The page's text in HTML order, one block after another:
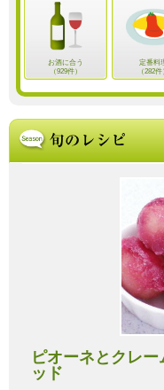
お酒に合う
（929件）
定番料
（282件
ピオーネとクレ
ッド